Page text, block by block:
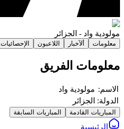
مولودية واد - الجزائر
معلومات ألآخبار اللاعبون الإحصائيات
معلومات الفريق
الاسم: مولودية واد
الدولة: الجزائر
المباريات القادمة المباريات السابقة
الرئيسية